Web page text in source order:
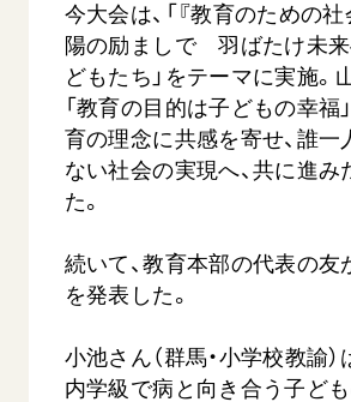
今大会は、「『教育のための
陽の励ましで 羽ばたけ未
どもたち」をテーマに実施。
「教育の目的は子どもの幸福
育の理念に共感を寄せ、誰一
ない社会の実現へ、共に進み
た。
続いて、教育本部の代表の友
を発表した。
小池さん（群馬・小学校教諭）
内学級で病と向き合う子ど